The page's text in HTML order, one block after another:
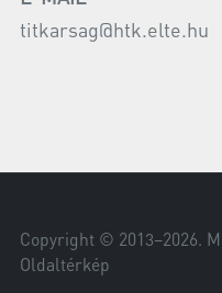
titkarsag@htk.elte.hu
Copyright © 2013–2026.
Oldaltérkép